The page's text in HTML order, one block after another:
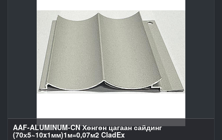
AAF-ALUMINUM-CN Хөнгөн цагаан сайдинг
(70х5~10x1мм)1м=0,07м2 CladEx